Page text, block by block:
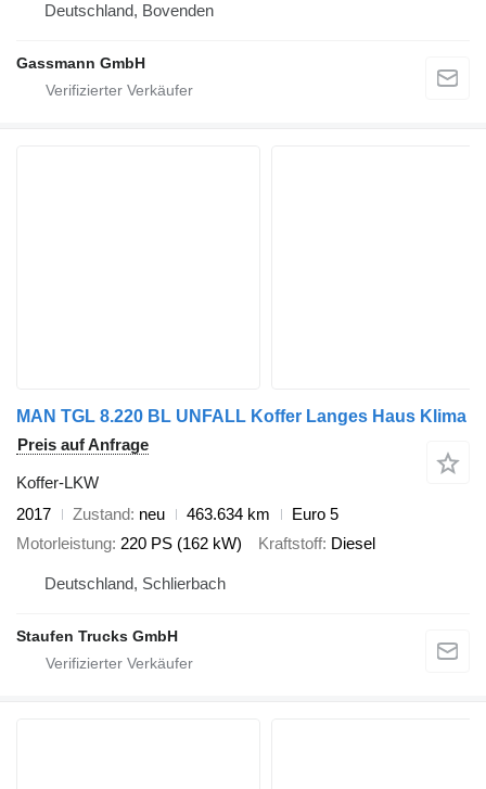
Deutschland, Bovenden
Gassmann GmbH
MAN TGL 8.220 BL UNFALL Koffer Langes Haus Klima
Preis auf Anfrage
Koffer-LKW
2017
Zustand neu 463.634 km
Euro 5
Motorleistung 220 PS (162 kW) Kraftstoff Diesel
Deutschland, Schlierbach
Staufen Trucks GmbH